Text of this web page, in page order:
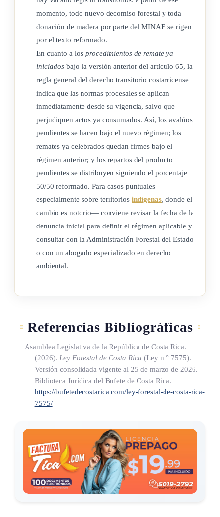
momento, todo nuevo decomiso forestal y toda
donación de madera por parte del MINAE se rigen
por el texto reformado.
En cuanto a los procedimientos de remate ya
iniciados bajo la versión anterior del artículo 65, la
regla general del derecho transitorio costarricense
indica que las normas procesales se aplican
inmediatamente desde su vigencia, salvo que
perjudiquen actos ya consumados. Así, los avalúos
pendientes se hacen bajo el nuevo régimen; los
remates ya celebrados quedan firmes bajo el
régimen anterior; y los repartos del producto
pendientes se distribuyen siguiendo el porcentaje
50/50 reformado. Para casos puntuales —
especialmente sobre territorios indígenas, donde el
cambio es notorio— conviene revisar la fecha de la
denuncia inicial para definir el régimen aplicable y
consultar con la Administración Forestal del Estado
o con un abogado especializado en derecho
ambiental.
Referencias Bibliográficas
Asamblea Legislativa de la República de Costa Rica.
(2026). Ley Forestal de Costa Rica (Ley n.° 7575).
Versión consolidada vigente al 25 de marzo de 2026.
Biblioteca Jurídica del Bufete de Costa Rica.
https://bufetedecostarica.com/ley-forestal-de-costa-rica-
7575/